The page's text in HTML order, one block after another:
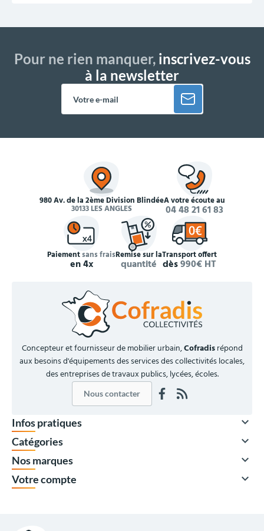
Pour ne rien manquer,inscrivez-vous
à la newsletter
980 Av. de la 2ème Division Blindée
30133 LES ANGLES
À votre écoute au
04 48 21 61 83
Paiementsans frais
en 4x
Remise sur la
quantité
Transport offert
dès990€ HT
Concepteur et fournisseur de mobilier urbain,Cofradisrépond
aux besoins d'équipements des services des collectivités locales,
des entreprises de travaux publics, lycées, écoles.
Nous contacter
Infos pratiques 
Catégories 
Nos marques 
Votre compte 